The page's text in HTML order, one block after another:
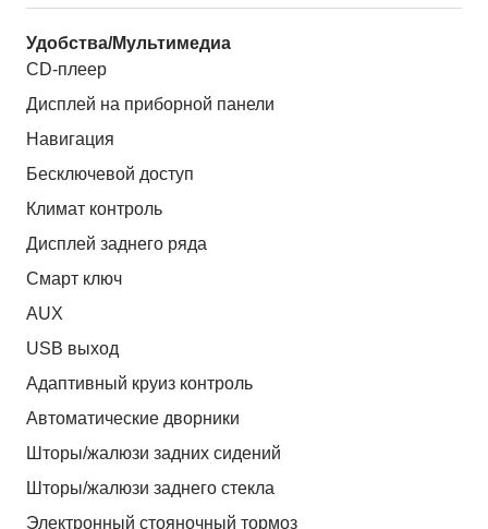
Удобства/Мультимедиа
CD-плеер
Дисплей на приборной панели
Навигация
Бесключевой доступ
Климат контроль
Дисплей заднего ряда
Смарт ключ
AUX
USB выход
Адаптивный круиз контроль
Автоматические дворники
Шторы/жалюзи задних сидений
Шторы/жалюзи заднего стекла
Электронный стояночный тормоз